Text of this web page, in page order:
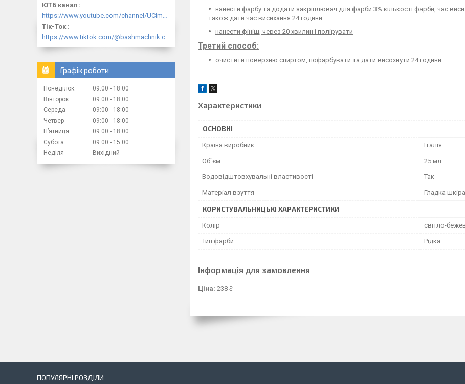
нанести фарбу та додати закріплювач для фарби 3% кількості фарби, час
також дати час висихання 24 години
нанести фініш, через 20 хвилин і полірувати
Третий способ:
очистити поверхню спиртом, пофарбувати та дати висохнути 24 години
Характеристики
ОСНОВНІ
Країна виробник Італія
Об`єм 25 мл
Водовідштовхувальні властивості Так
Матеріал взуття Гладка шкіра
КОРИСТУВАЛЬНИЦЬКІ ХАРАКТЕРИСТИКИ
Колір світло-
Тип фарби Рідка
Інформація для замовлення
Ціна: 238 ₴
ЮТБ канал
https://www.youtube.com/channel/UClmpExjfqH65_PkVWCmgPbQ
Тік-Ток
https://www.tiktok.com/@bashmachnik.com.ua
Графік роботи
Понеділок 09:00
18:00
Вівторок
09:00
18:00
Середа
09:00
18:00
Четвер
09:00
18:00
Пʼятниця
09:00
18:00
Субота
09:00
15:00
Неділя
Вихідний
ПОПУЛЯРНІ РОЗДІЛИ